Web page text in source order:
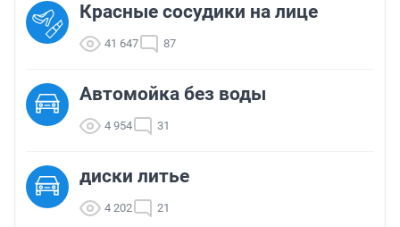
Красные сосудики на лице
41 647 87
Автомойка без воды
4 954 31
диски литье
4 202 21